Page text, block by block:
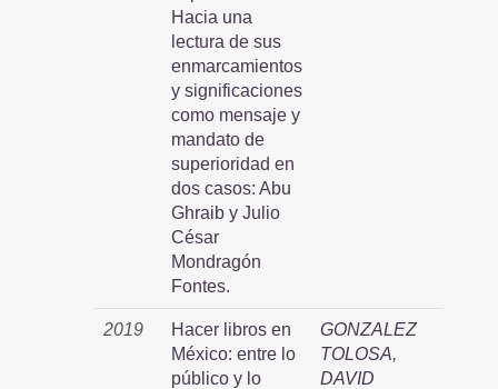
Hacia una
lectura de sus
enmarcamientos
y significaciones
como mensaje y
mandato de
superioridad en
dos casos: Abu
Ghraib y Julio
César
Mondragón
Fontes.
2019
Hacer libros en
México: entre lo
público y lo
GONZALEZ
TOLOSA,
DAVID